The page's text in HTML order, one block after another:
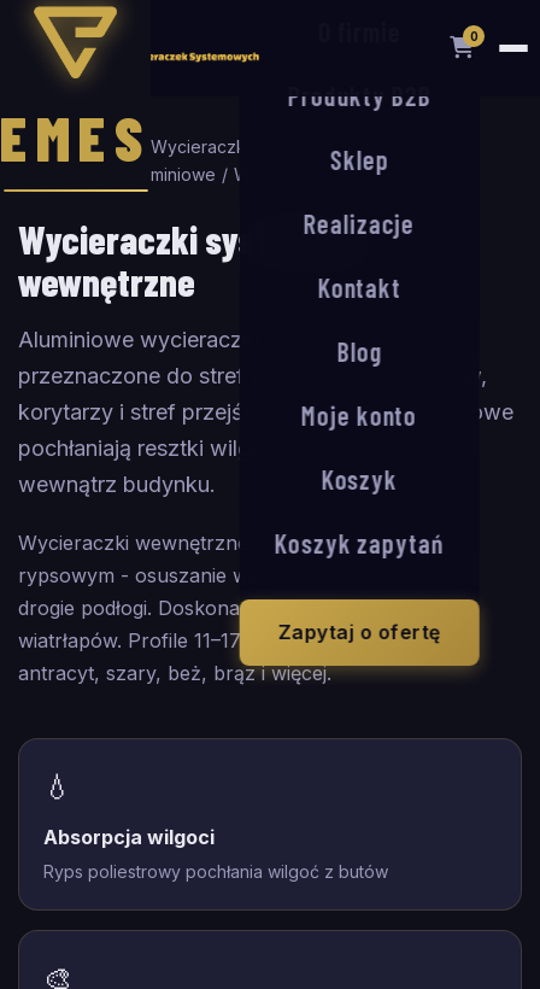
EMES
0
Produkty B2B
Sklep
Realizacje
Kontakt
Blog
Moje konto
Koszyk
Koszyk zapytań
Zapytaj o ofertę
Strona główna / Wycieraczki
Aluminiowe / Wewnętrzne
Wycieraczki systemowe
wewnętrzne
Aluminiowe wycieraczki systemowe
przeznaczone do stref wewnętrznych - holów,
korytarzy i stref przejściowych. Wkładki rypsowe
pochłaniają resztki wilgoci i chronią podłogę
wewnątrz budynku.
Wycieraczki wewnętrzne systemowe z wkładem
rypsowym - osuszanie wilgoci przed wejściem na
drogie podłogi. Doskonałe do wiatrobłapów, holi i
wiatrłapów. Profile 11–17 mm, dostępne kolory:
antracyt, szary, beż, brąz i więcej.
💧
Absorpcja wilgoci
Ryps poliestrowy pochłania wilgoć z butów
🎨